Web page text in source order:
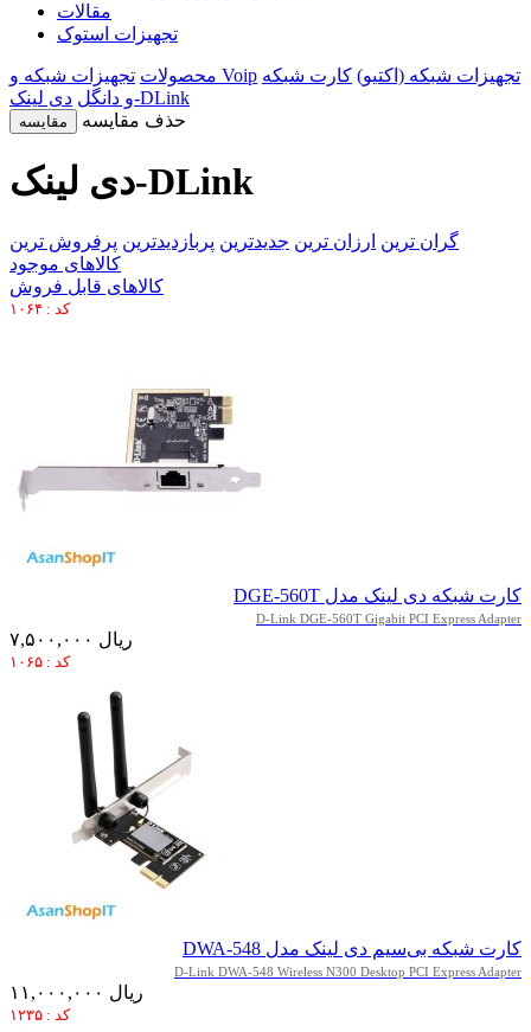
مقالات
تجهیزات استوک
محصولات تجهیزات شبکه و Voip تجهیزات شبکه (اکتیو) کارت شبکه
و دانگلدی لینک-DLink
مقایسه حذف مقایسه
دی لینک-DLink
گران ترین ارزان ترین جدیدترین پربازدیدترین پرفروش ترین
کالاهای موجود
کالاهای قابل فروش
کد : ۱۰۶۴
کارت شبکه دی لینک مدل DGE-560T
D-Link DGE-560T Gigabit PCI Express Adapter
۷,۵۰۰,۰۰۰ ریال
کد : ۱۰۶۵
کارت شبکه بی‌سیم دی لینک مدل DWA-548
D-Link DWA-548 Wireless N300 Desktop PCI Express Adapter
۱۱,۰۰۰,۰۰۰ ریال
کد : ۱۲۳۵